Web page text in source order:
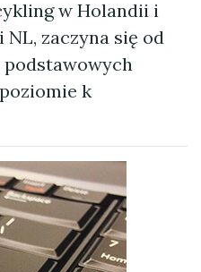
w Holandii i
zaczyna się od
podstawowych
k